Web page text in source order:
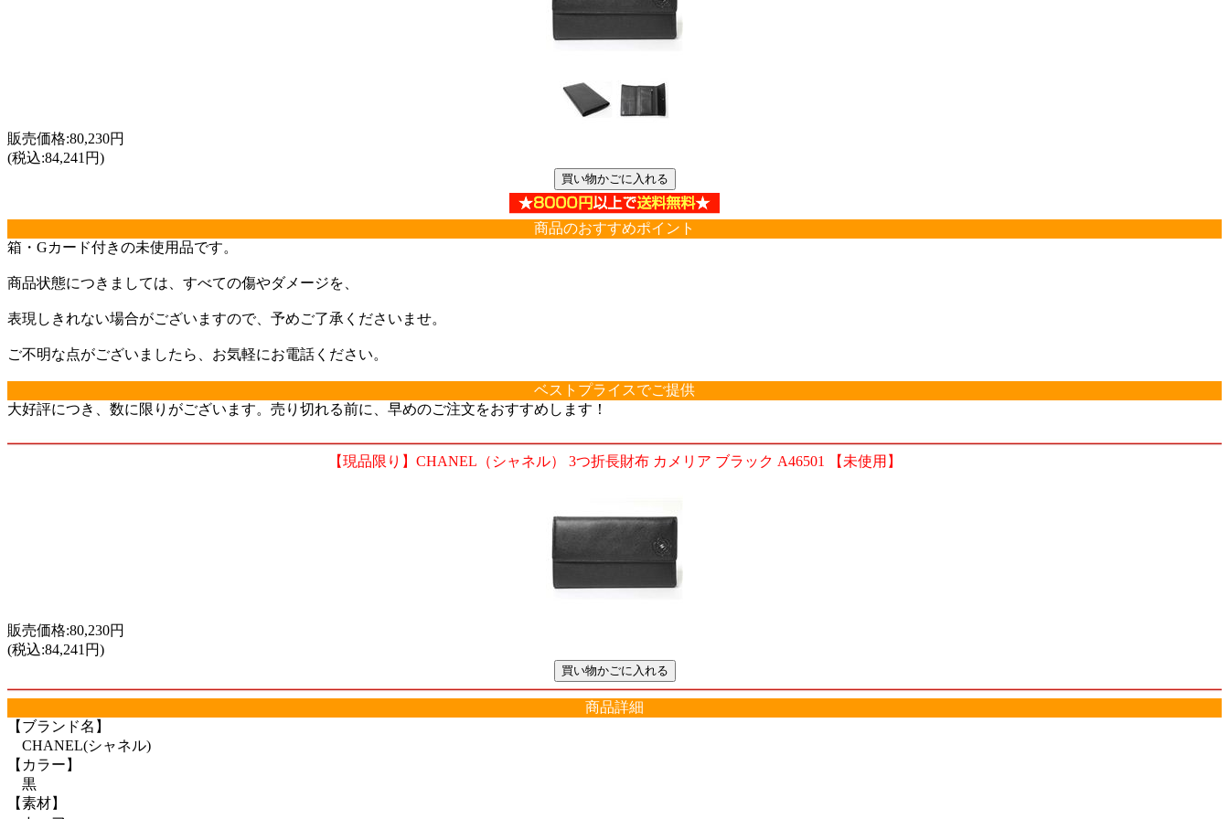
販売価格:80,230円
(税込:84,241円)
商品のおすすめポイント
箱・Gカード付きの未使用品です。
商品状態につきましては、すべての傷やダメージを、
表現しきれない場合がございますので、予めご了承くださいませ。
ご不明な点がございましたら、お気軽にお電話ください。
ベストプライスでご提供
大好評につき、数に限りがございます。売り切れる前に、早めのご注文をおすすめします！
【現品限り】CHANEL（シャネル） 3つ折長財布 カメリア ブラック A46501 【未使用】
販売価格:80,230円
(税込:84,241円)
商品詳細
【ブランド名】
CHANEL(シャネル)
【カラー】
黒
【素材】